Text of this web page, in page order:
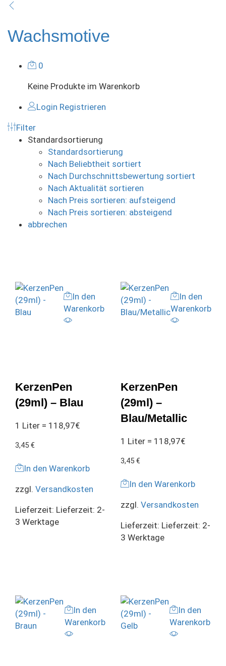
Wachsmotive
0
Keine Produkte im Warenkorb
Login Registrieren
Filter
Standardsortierung
Standardsortierung
Nach Beliebtheit sortiert
Nach Durchschnittsbewertung sortiert
Nach Aktualität sortieren
Nach Preis sortieren: aufsteigend
Nach Preis sortieren: absteigend
abbrechen
In den
Warenkorb
KerzenPen
(29ml) – Blau
1 Liter = 118,97€
3,45 €
In den Warenkorb
zzgl. Versandkosten
Lieferzeit: Lieferzeit: 2-
3 Werktage
In den
Warenkorb
KerzenPen
(29ml) –
Blau/Metallic
1 Liter = 118,97€
3,45 €
In den Warenkorb
zzgl. Versandkosten
Lieferzeit: Lieferzeit: 2-
3 Werktage
In den
Warenkorb
In den
Warenkorb